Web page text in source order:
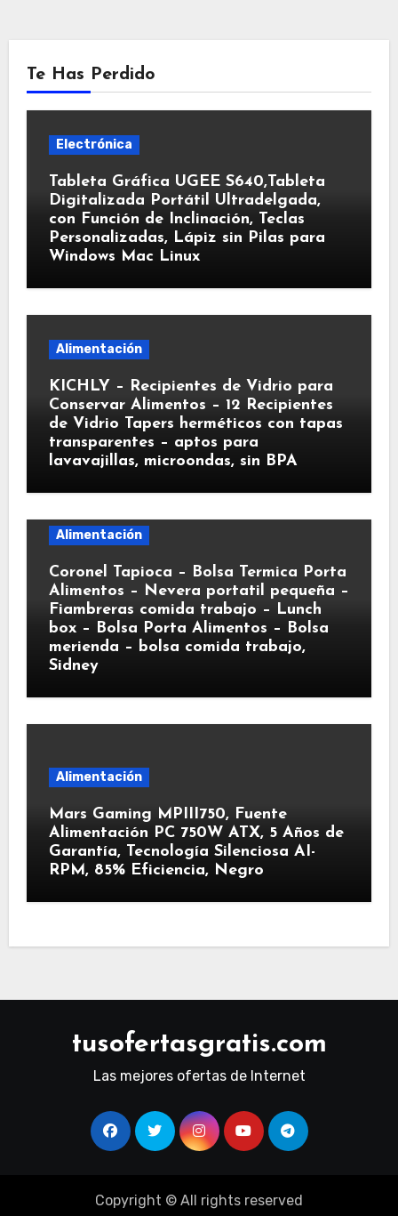
Te Has Perdido
Electrónica
Tableta Gráfica UGEE S640,Tableta
Digitalizada Portátil Ultradelgada,
con Función de Inclinación, Teclas
Personalizadas, Lápiz sin Pilas para
Windows Mac Linux
Alimentación
KICHLY – Recipientes de Vidrio para
Conservar Alimentos – 12 Recipientes
de Vidrio Tapers herméticos con tapas
transparentes – aptos para
lavavajillas, microondas, sin BPA
Alimentación
Coronel Tapioca – Bolsa Termica Porta
Alimentos – Nevera portatil pequeña –
Fiambreras comida trabajo – Lunch
box – Bolsa Porta Alimentos – Bolsa
merienda – bolsa comida trabajo,
Sidney
Alimentación
Mars Gaming MPIII750, Fuente
Alimentación PC 750W ATX, 5 Años de
Garantía, Tecnología Silenciosa AI-
RPM, 85% Eficiencia, Negro
tusofertasgratis.com
Las mejores ofertas de Internet
Copyright © All rights reserved